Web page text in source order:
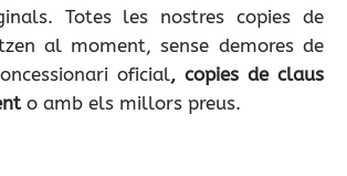
Totes les nostres copies de
al moment, sense demores de
oficial, copies de claus
o amb els millors preus.